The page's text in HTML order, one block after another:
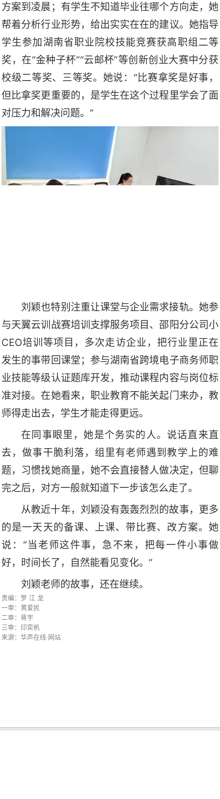
方案到凌晨；有学生不知道毕业往哪个方向走，她
帮着分析行业形势，给出实实在在的建议。她指导
学生参加湖南省职业院校技能竞赛获高职组二等
奖，在“金种子杯”“云邮杯”等创新创业大赛中分获
校级二等奖、三等奖。她说：“比赛拿奖是好事，
但比拿奖更重要的，是学生在这个过程里学会了面
对压力和解决问题。”
刘颖也特别注重让课堂与企业需求接轨。她参
与天翼云训战赛培训支撑服务项目、邵阳分公司小
CEO培训等项目，多次走访企业，把行业里正在
发生的事带回课堂；参与湖南省跨境电子商务师职
业技能等级认证题库开发，推动课程内容与岗位标
准对接。在她看来，职业教育不能关起门来办，教
师得走出去，学生才能走得更远。
在同事眼里，她是个务实的人。说话直来直
去，做事干脆利落，组里有老师遇到教学上的难
题，习惯找她商量，她不会直接替人做决定，但聊
完之后，对方一般就知道下一步该怎么走了。
从教近十年，刘颖没有轰轰烈烈的故事，更多
的是一天天的备课、上课、带比赛、改方案。她
说： “当老师这件事，急不来，把每一件小事做
好，时间长了，自然能看见变化。”
刘颖老师的故事，还在继续。
责编：罗 江 龙
一审：黄爱民
二审：蒋宇
三审：印奕帆
来源：华声在线·网站